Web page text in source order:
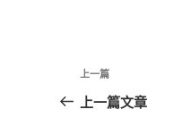
文
章
上
一
上一篇
上一篇文章